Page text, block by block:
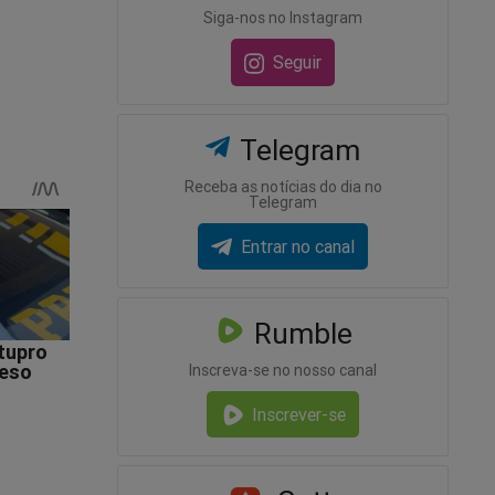
Siga-nos no Instagram
Seguir
Telegram
Receba as notícias do dia no
Telegram
Entrar no canal
Rumble
Inscreva-se no nosso canal
Inscrever-se